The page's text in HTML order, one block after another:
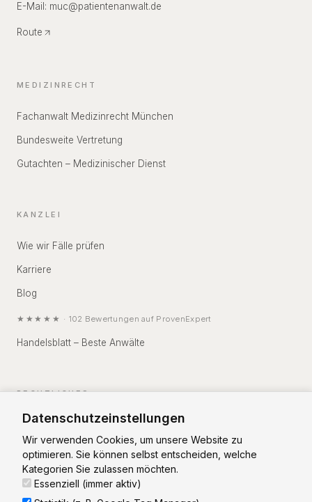
E-Mail: muc@patientenanwalt.de
Route
MEDIZINRECHT
Fachanwalt Medizinrecht München
Bundesweite Vertretung
Gutachten – Medizinischer Dienst
KANZLEI
Wie wir Fälle prüfen
Karriere
Blog
★★★★★ · 102 Bewertungen auf ProvenExpert
Handelsblatt – Beste Anwälte
RECHTLICHES
Impressum
Datenschutz
Datenschutzeinstellungen
Wir verwenden Cookies, um unsere Website zu
optimieren. Sie können selbst entscheiden, welche
Kategorien Sie zulassen möchten.
Essenziell (immer aktiv)